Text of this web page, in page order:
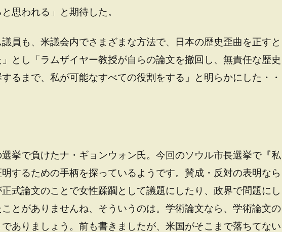
思われる」と期待した。
員も、米議会内でさまざまな方法で、日本の歴史歪曲を正すと
とし「ラムザイヤー教授が自らの論文を撤回し、無責任な歴史
るまで、私が可能なすべての役割をする」と明らかにした・・
挙で負けたナ・ギョンウォン氏。今回のソウル市長選挙で『私
するための手柄を探っているようです。賛成・反対の表明なら
式論文のことで女性蹂躙として議題にしたり、政界で問題にし
とがありませんね、そういうのは。学術論文なら、学術論文の
ありましょう。前も書きましたが、米国がそこまで落ちてない